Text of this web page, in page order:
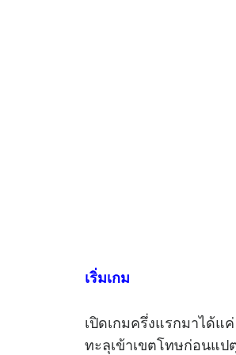
เริ่มเกม
เปิดเกมครึ่งแรกมาได้แ
ทะลุเข้าเขตโทษก่อนแ